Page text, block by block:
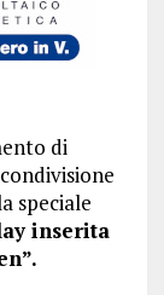
di
speciale
inserita